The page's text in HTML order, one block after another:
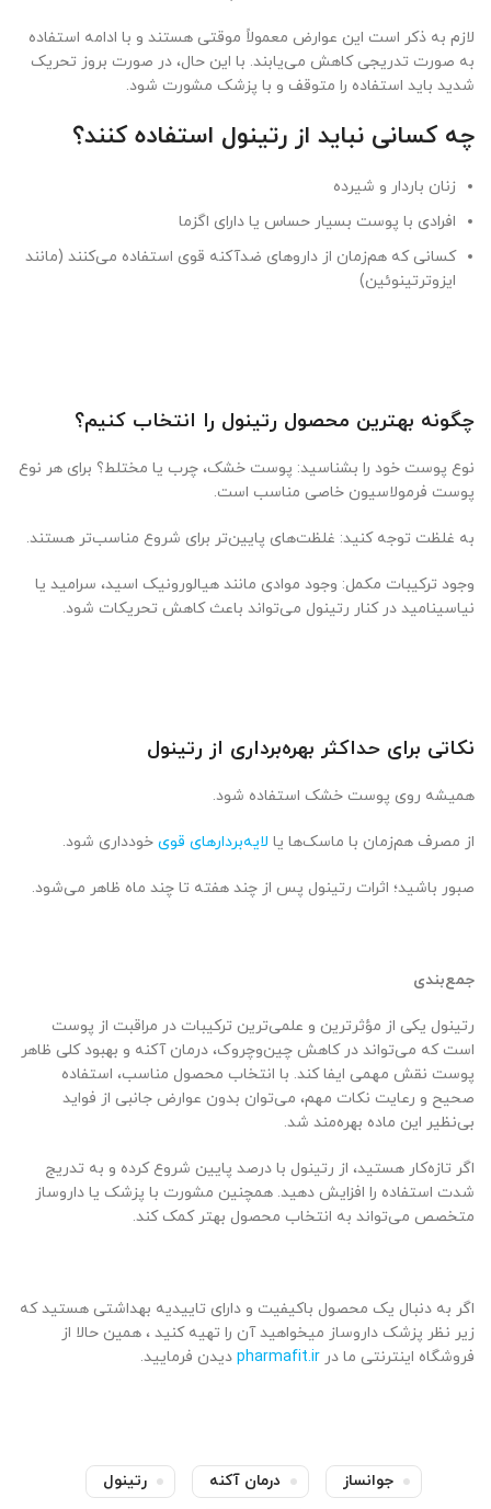
لازم به ذکر است این عوارض معمولاً موقتی هستند و با ادامه استفاده
به صورت تدریجی کاهش می‌یابند. با این حال، در صورت بروز تحریک
شدید باید استفاده را متوقف و با پزشک مشورت شود.
چه کسانی نباید از رتینول استفاده کنند؟
زنان باردار و شیرده
افرادی با پوست بسیار حساس یا دارای اگزما
کسانی که هم‌زمان از داروهای ضدآکنه قوی استفاده می‌کنند (مانند
ایزوترتینوئین)
چگونه بهترین محصول رتینول را انتخاب کنیم؟
نوع پوست خود را بشناسید: پوست خشک، چرب یا مختلط؟ برای هر نوع
پوست فرمولاسیون خاصی مناسب است.
به غلظت توجه کنید: غلظت‌های پایین‌تر برای شروع مناسب‌تر هستند.
وجود ترکیبات مکمل: وجود موادی مانند هیالورونیک اسید، سرامید یا
نیاسینامید در کنار رتینول می‌تواند باعث کاهش تحریکات شود.
نکاتی برای حداکثر بهره‌برداری از رتینول
همیشه روی پوست خشک استفاده شود.
از مصرف هم‌زمان با ماسک‌ها یا لایه‌بردارهای قوی خودداری شود.
صبور باشید؛ اثرات رتینول پس از چند هفته تا چند ماه ظاهر می‌شود.
جمع‌بندی
رتینول یکی از مؤثرترین و علمی‌ترین ترکیبات در مراقبت از پوست
است که می‌تواند در کاهش چین‌وچروک، درمان آکنه و بهبود کلی ظاهر
پوست نقش مهمی ایفا کند. با انتخاب محصول مناسب، استفاده
صحیح و رعایت نکات مهم، می‌توان بدون عوارض جانبی از فواید
بی‌نظیر این ماده بهره‌مند شد.
اگر تازه‌کار هستید، از رتینول با درصد پایین شروع کرده و به تدریج
شدت استفاده را افزایش دهید. همچنین مشورت با پزشک یا داروساز
متخصص می‌تواند به انتخاب محصول بهتر کمک کند.
اگر به دنبال یک محصول باکیفیت و دارای تاییدیه بهداشتی هستید که
زیر نظر پزشک داروساز میخواهید آن را تهیه کنید ، همین حالا از
فروشگاه اینترنتی ما در pharmafit.ir دیدن فرمایید.
جوانساز درمان آکنه رتینول